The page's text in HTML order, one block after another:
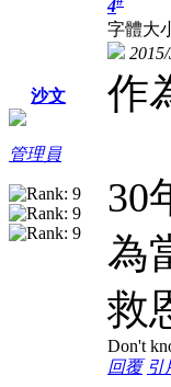
沙文
管理員
4
字體大
作
30
為
救
Don't
回覆 引